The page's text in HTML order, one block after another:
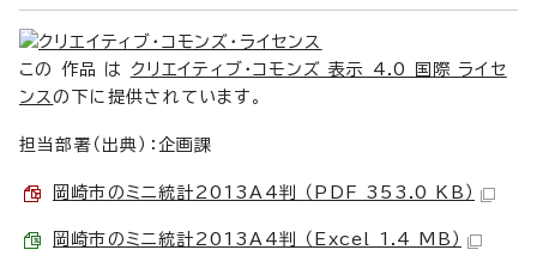
この 作品 は クリエイティブ・コモンズ 表示 4.0 国際 ライセ
ンスの下に提供されています。
担当部署（出典）：企画課
岡崎市のミニ統計2013A4判 （PDF 353.0 KB）
岡崎市のミニ統計2013A4判 （Excel 1.4 MB）